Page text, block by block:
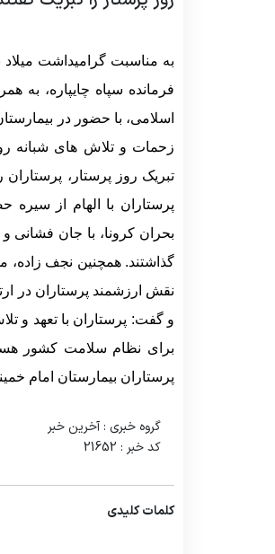
امور آزمایشگاههای
به مناسبت گرامیداشت
فرمانده سپاه چایپاره، به
اسلامی، با حضور در
زحمات و تلاش های شبانه
تبریک روز پرستار،
پرستاران با الهام از
بحران کرونا، با جان فشانی و
گذاشتند. همچنین نجف زاده،
نقش ارزشمند پرستاران در
و گفت: پرستاران با تعهد و
برای نظام سلامت کشور
پرستاران بیمارستان امام
گروه خبری : آخرین خبر
کد خبر : 21652
کلمات کلیدی